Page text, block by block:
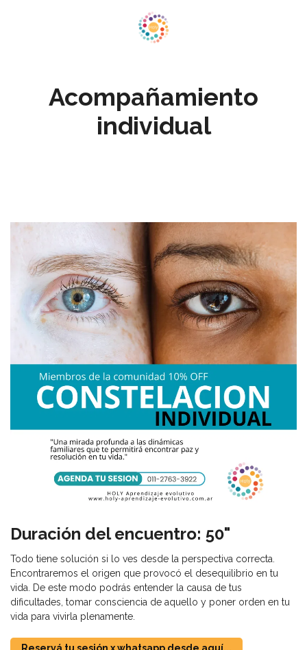
Acompañamiento
individual
Duración del encuentro: 50"
Todo tiene solución si lo ves desde la perspectiva correcta.​
Encontraremos el origen que provocó el desequilibrio en tu
vida. De este modo podrás entender la causa de tus
dificultades, tomar consciencia de aquello y poner orden en tu
vida para vivirla plenamente.